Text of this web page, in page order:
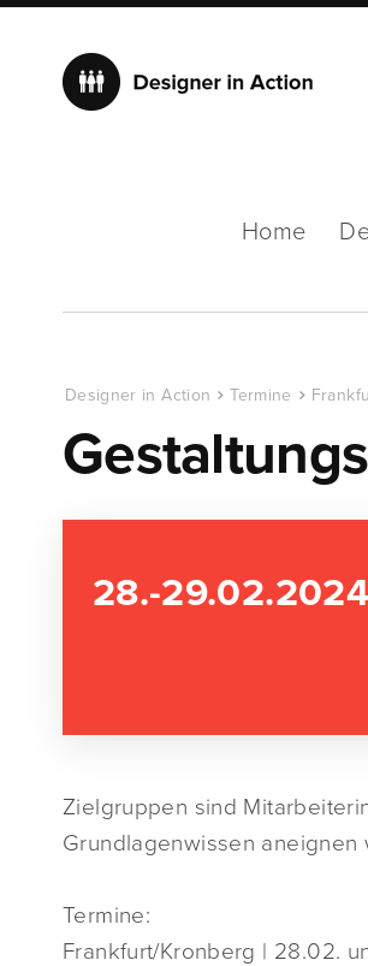
Home
Designer in Action Termine
28.-29.02.2024
Zielgruppen sind
Grundlagenwissen
Termine:
Frankfurt/Kronberg | 28.02.